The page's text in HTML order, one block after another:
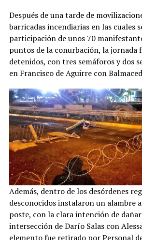
Después de una tarde de
barricadas incendiarias en las cuales
participación de unos 70
puntos de la conurbación, la jornada
detenidos, con tres semáforos y dos
en Francisco de Aguirre con
Además, dentro de los desórdenes
desconocidos instalaron un alambre
poste, con la clara intención de
intersección de Darío Salas con
elemento fue retirado por Personal